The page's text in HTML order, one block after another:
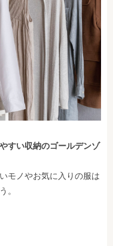
すい収納のゴールデンゾ
モノやお気に入りの服は
。